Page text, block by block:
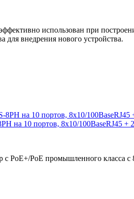
использован при
для внедрения нового устройства.
на 10 портов, 8x10/100BaseRJ45 +
PoE+/PoE промышленного класса